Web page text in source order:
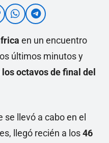
en un encuentro
últimos minutos y
octavos de final del
se llevó a cabo en el
llegó recién a los46